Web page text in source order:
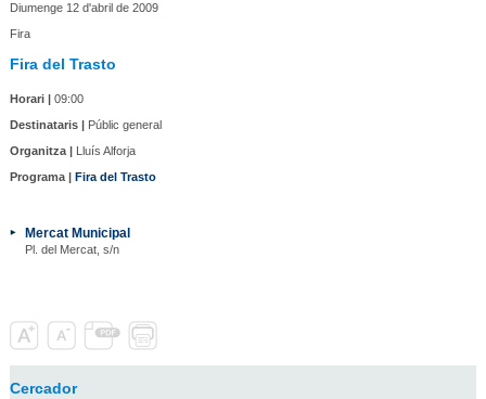
Diumenge 12 d'abril de 2009
Fira
Fira del Trasto
Horari |09:00
Destinataris |Públic general
Organitza |Lluís Alforja
Programa | Fira del Trasto
Mercat Municipal
Pl. del Mercat, s/n
Cercador